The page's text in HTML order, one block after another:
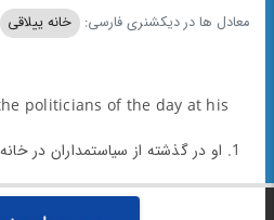
معادل ها در دیکشنری فارسی: خانه ییلاقی
politicians of the day at his
1. او در گذشته از سیاستمداران در خانه اربابی اش پذیرایی می کرد.